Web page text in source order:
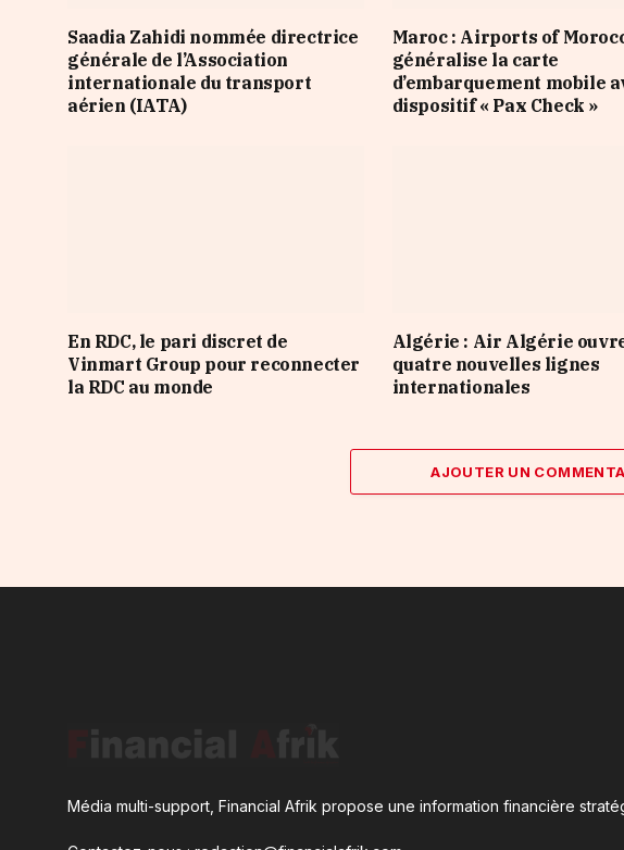
Saadia Zahidi nommée directrice
générale de l’Association
internationale du transport
aérien (IATA)
Maroc : Airports of
généralise la carte
d’embarquement mobile
dispositif « Pax Check »
En RDC, le pari discret de
Vinmart Group pour reconnecter
la RDC au monde
Algérie : Air Algérie
quatre nouvelles lignes
internationales
AJOUTER UN
Média multi-support, Financial Afrik propose une information financière